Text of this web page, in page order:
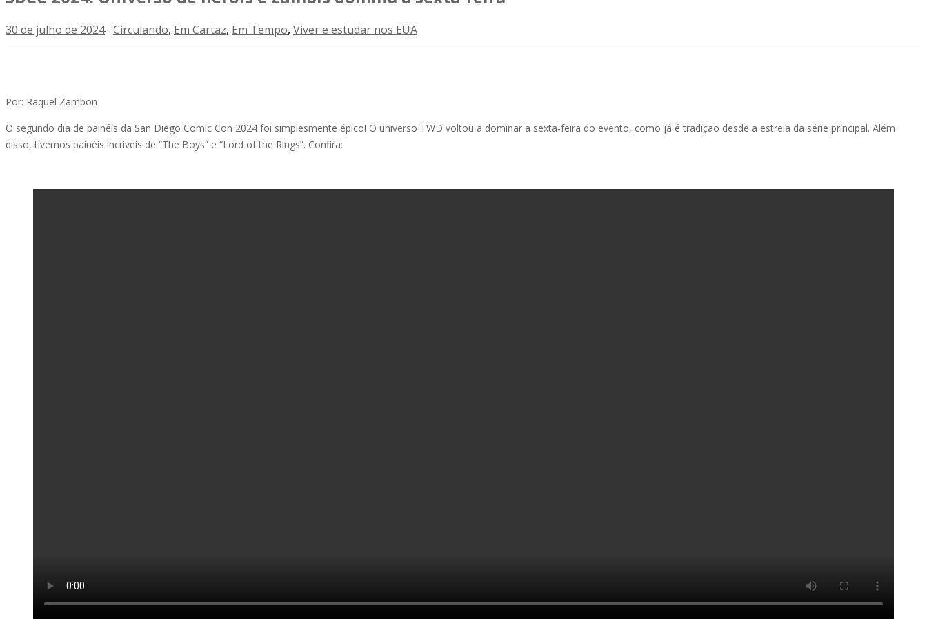
30 de julho de 2024 Circulando, Em Cartaz, Em Tempo, Viver e estudar nos EUA
Por: Raquel Zambon
O segundo dia de painéis da San Diego Comic Con 2024 foi simplesmente épico! O universo TWD voltou a dominar a sexta-feira do evento, como já é tradição desde a estreia da série principal. Além
disso, tivemos painéis incríveis de “The Boys” e “Lord of the Rings”. Confira: